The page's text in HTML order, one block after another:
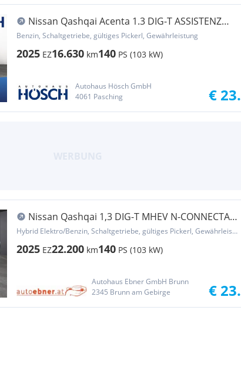
Nissan Qashqai Acenta 1.3 DIG-T ASSISTENZ
KAMERA MEGADEAL
Benzin, Schaltgetriebe, gültiges Pickerl, Gewährleistung
2025 EZ16.630 km140 PS (103 kW)
Autohaus Hösch GmbH
4061 Pasching
€
Nissan Qashqai 1,3 DIG-T MHEV N-CONNECTA
TEIL-LEDER+LE...
Hybrid Elektro/Benzin, Schaltgetriebe, gültiges Pickerl, Gewährleistung
2025 EZ22.200 km140 PS (103 kW)
Autohaus Ebner GmbH Brunn
2345 Brunn am Gebirge
€